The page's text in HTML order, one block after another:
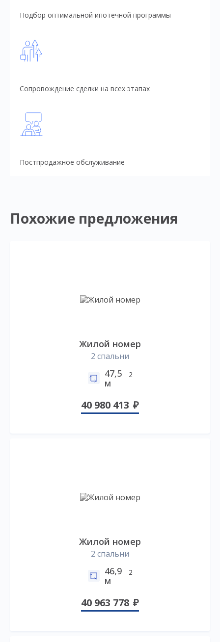
Подбор оптимальной ипотечной программы
Сопровождение сделки на всех этапах
Постпродажное обслуживание
Похожие предложения
Жилой номер
2 спальни
47,5
м
2
40 980 413
Жилой номер
2 спальни
46,9
м
2
40 963 778